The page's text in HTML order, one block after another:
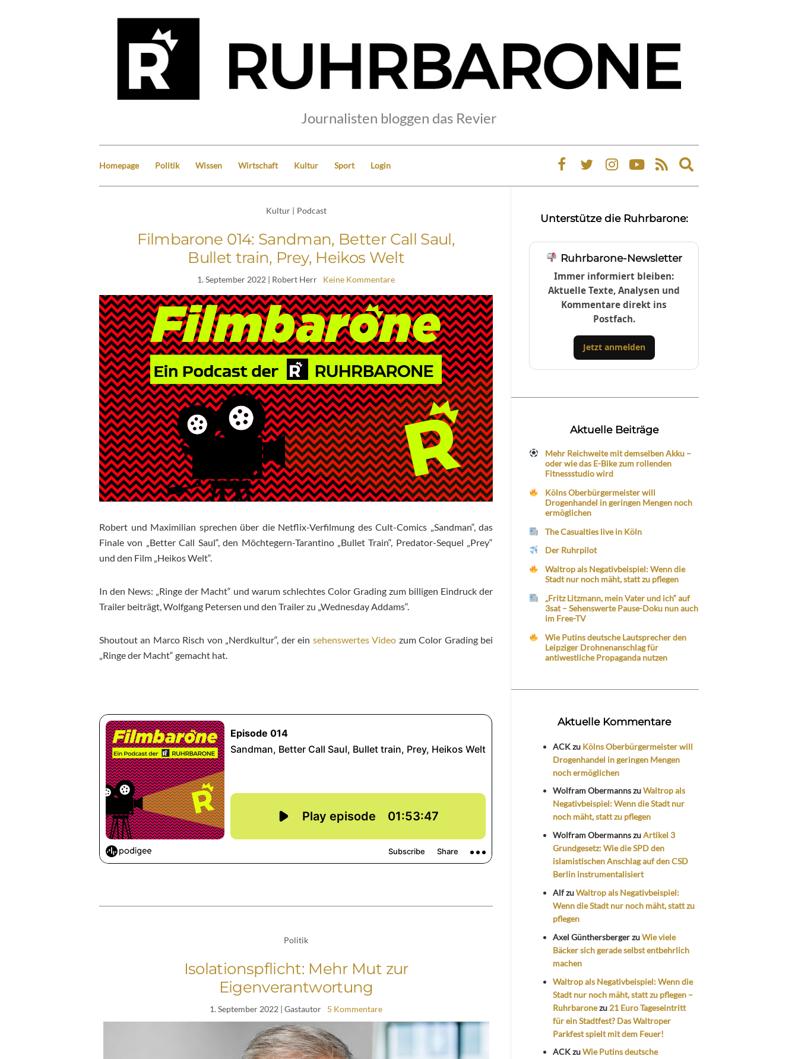
Journalisten bloggen das Revier
Homepage Politik Wissen Wirtschaft Kultur Sport Login
Expand
search
Kultur | Podcast
Filmbarone 014: Sandman, Better Call Saul,
Bullet train, Prey, Heikos Welt
1. September 2022 | Robert Herr Keine Kommentare
Robert und Maximilian sprechen über die Netflix-Verfilmung des Cult-Comics „Sandman“, das
Finale von „Better Call Saul“, den Möchtegern-Tarantino „Bullet Train“, Predator-Sequel „Prey“
und den Film „Heikos Welt“.
In den News: „Ringe der Macht“ und warum schlechtes Color Grading zum billigen Eindruck der
Trailer beiträgt, Wolfgang Petersen und den Trailer zu „Wednesday Addams“.
Shoutout an Marco Risch von „Nerdkultur“, der ein sehenswertes Video zum Color Grading bei
„Ringe der Macht“ gemacht hat.
Politik
Isolationspflicht: Mehr Mut zur
Eigenverantwortung
1. September 2022 | Gastautor 5 Kommentare
Unterstütze die Ruhrbarone:
Ruhrbarone-Newsletter
Immer informiert bleiben:
Aktuelle Texte, Analysen und
Kommentare direkt ins
Postfach.
Jetzt anmelden
Aktuelle Beiträge
Mehr Reichweite mit demselben Akku –
oder wie das E-Bike zum rollenden
Fitnessstudio wird
Kölns Oberbürgermeister will
Drogenhandel in geringen Mengen noch
ermöglichen
The Casualties live in Köln
Der Ruhrpilot
Waltrop als Negativbeispiel: Wenn die
Stadt nur noch mäht, statt zu pflegen
„Fritz Litzmann, mein Vater und ich“ auf
3sat – Sehenswerte Pause-Doku nun auch
im Free-TV
Wie Putins deutsche Lautsprecher den
Leipziger Drohnenanschlag für
antiwestliche Propaganda nutzen
Aktuelle Kommentare
ACKzu Kölns Oberbürgermeister will
Drogenhandel in geringen Mengen
noch ermöglichen
Wolfram ObermannszuWaltrop als
Negativbeispiel: Wenn die Stadt nur
noch mäht, statt zu pflegen
Wolfram ObermannszuArtikel 3
Grundgesetz: Wie die SPD den
islamistischen Anschlag auf den CSD
Berlin instrumentalisiert
AlfzuWaltrop als Negativbeispiel:
Wenn die Stadt nur noch mäht, statt zu
pflegen
Axel GünthersbergerzuWie viele
Bäcker sich gerade selbst entbehrlich
machen
Waltrop als Negativbeispiel: Wenn die
Stadt nur noch mäht, statt zu pflegen –
Ruhrbaronezu 21 Euro Tageseintritt
für ein Stadtfest? Das Waltroper
Parkfest spielt mit dem Feuer!
ACKzuWie Putins deutsche